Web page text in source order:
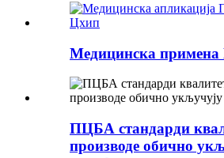
Медицинска
ПЦБА стандарди
производе обично